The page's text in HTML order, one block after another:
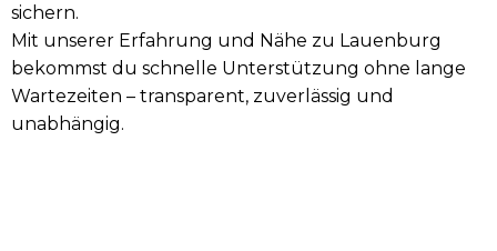
sichern.
Mit unserer Erfahrung und Nähe zu Lauenburg
bekommst du schnelle Unterstützung ohne lange
Wartezeiten – transparent, zuverlässig und
unabhängig.